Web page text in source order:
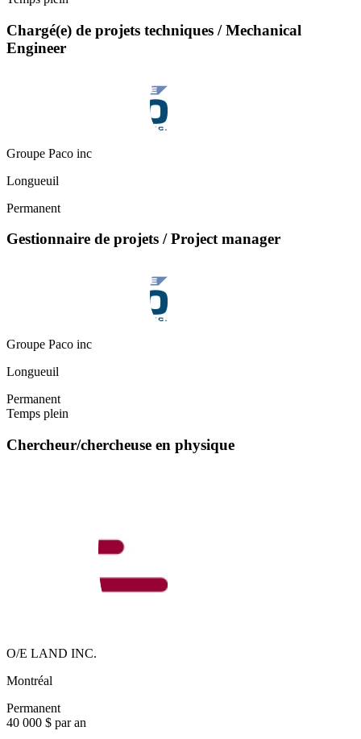
Chargé(e) de projets techniques / Mechanical
Engineer
Groupe Paco inc
Longueuil
Permanent
Gestionnaire de projets / Project manager
Groupe Paco inc
Longueuil
Permanent
Temps plein
Chercheur/chercheuse en physique
O/E LAND INC.
Montréal
Permanent
40 000 $ par an